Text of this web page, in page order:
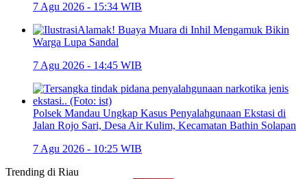
7 Agu 2026 - 15:34 WIB
Alamak! Buaya Muara di Inhil Mengamuk Bikin
Warga Lupa Sandal
7 Agu 2026 - 14:45 WIB
Polsek Mandau Ungkap Kasus Penyalahgunaan Ekstasi di
Jalan Rojo Sari, Desa Air Kulim, Kecamatan Bathin Solapan
7 Agu 2026 - 10:25 WIB
Trending di Riau